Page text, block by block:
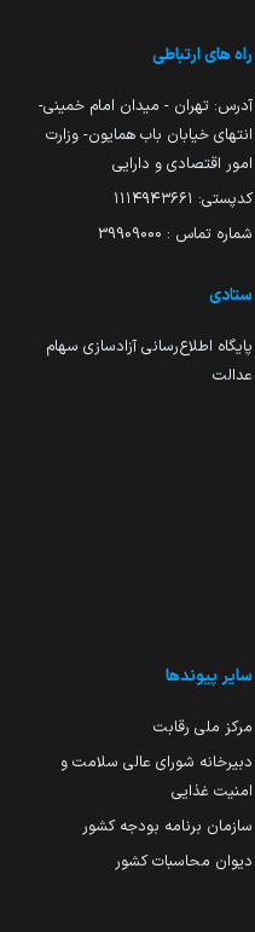
راه های ارتباطی
آدرس: تهران - میدان امام خمینی-
انتهای خیابان باب همایون- وزارت
امور اقتصادی و دارایی
کدپستی: ۱۱۱۴۹۴۳۶۶۱
شماره تماس : 39909000
ستادی
پایگاه اطلاع‌رسانی آزادسازی سهام
عدالت
سایر پیوندها
مرکز ملی رقابت
دبیرخانه شورای عالی سلامت و
امنیت غذایی
سازمان برنامه بودجه کشور
دیوان محاسبات کشور